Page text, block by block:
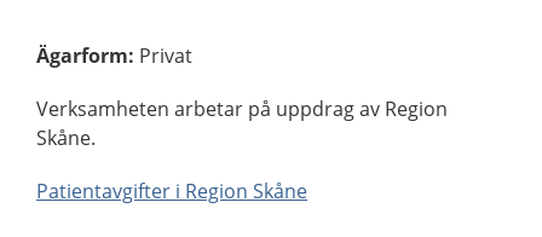
Ägarform: Privat
Verksamheten arbetar på uppdrag av Region
Skåne.
Patientavgifter i Region Skåne